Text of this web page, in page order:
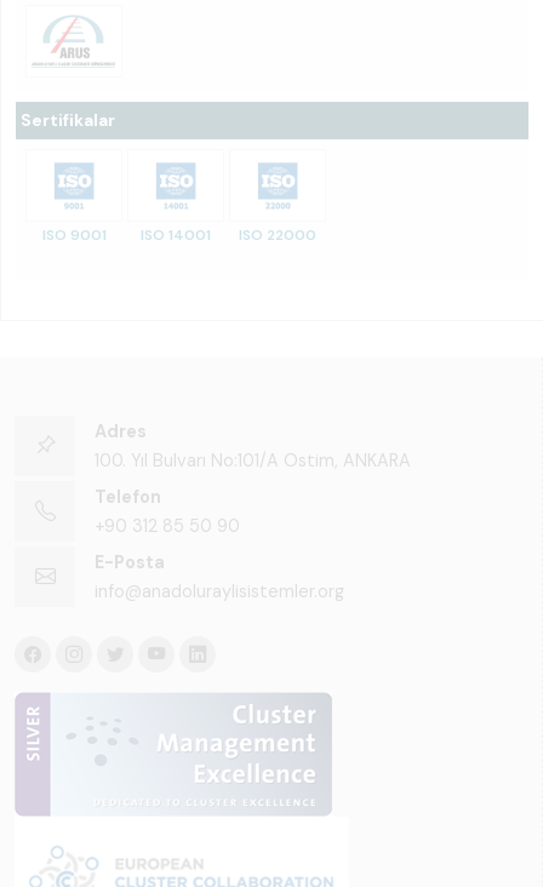
Sertifikalar
ISO 9001 ISO 14001 ISO 22000
Adres
100. Yıl Bulvarı No:101/A Ostim, ANKARA
Telefon
+90 312 85 50 90
E-Posta
info@anadoluraylisistemler.org